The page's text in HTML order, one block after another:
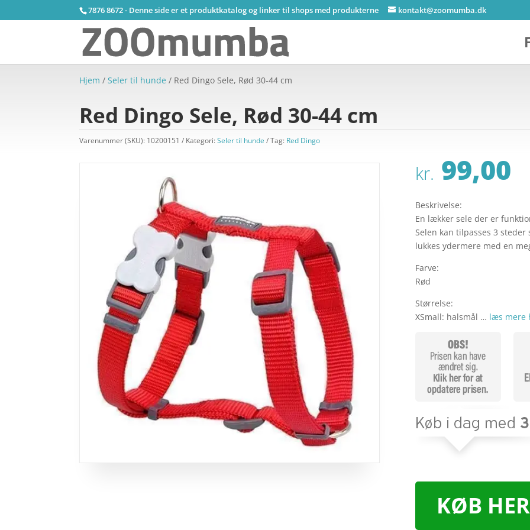
7876 8672 - Denne side er et produktkatalog og linker til shops med produkterne kontakt@zoomumba.dk
Hjem /Seler til hunde / Red Dingo Sele, Rød 30-44 cm
Red Dingo Sele, Rød 30-44 cm
Varenummer (SKU): 10200151 Kategori:Seler til hunde Tag: Red Dingo
kr. 99,00
Beskrivelse:
En lækker sele der er
Selen kan tilpasses 3
lukkes ydermere med en
Farve:
Rød
Størrelse:
XSmall: halsmål … læs mere
KØB HER